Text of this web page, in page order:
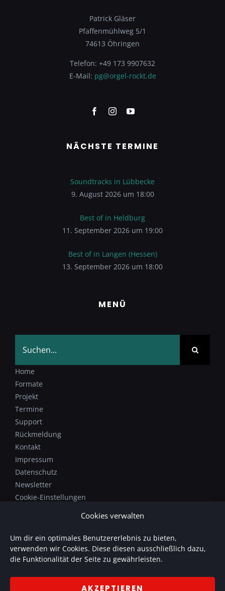
Cookies verwalten
Um dir ein optimales Benutzererlebnis zu bieten,
verwenden wir Cookies. Diese diesen ausschließlich dazu,
die Funktionalität der Seite zu gewährleisten.
AKZEPTIEREN
NÄCHSTE TERMINE
Soundtracks in Lübbecke
9. August 2026 um 18:00
Best of in Heldburg
11. September 2026 um 19:00
Best of in Langen (Hessen)
13. September 2026 um 18:00
Patrick Gläser
Pfaffenmühlweg 5/1
74613 Öhringen
Telefon: +49 173 9907632
E-Mail: pg@orgel-rockt.de
MENÜ
nach:
Home
Formate
Projekt
Termine
Support
Rückmeldung
Kontakt
Impressum
Datenschutz
Newsletter
Cookie-Einstellungen
www.soundmanufaktur.de.
SOUNDmanufaktur bietet individuelle Produktionen mit
Sprache und Musik.